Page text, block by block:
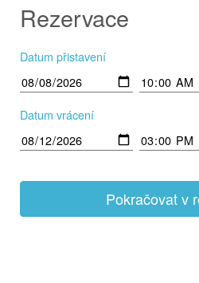
Rezervace
Datum přistavení
Datum vrácení
Pokračovat v